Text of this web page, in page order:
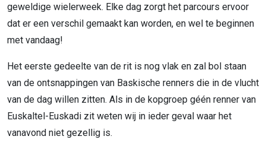
geweldige wielerweek. Elke dag zorgt het parcours ervoor
dat er een verschil gemaakt kan worden, en wel te beginnen
met vandaag!
Het eerste gedeelte van de rit is nog vlak en zal bol staan
van de ontsnappingen van Baskische renners die in de vlucht
van de dag willen zitten. Als in de kopgroep géén renner van
Euskaltel-Euskadi zit weten wij in ieder geval waar het
vanavond niet gezellig is.